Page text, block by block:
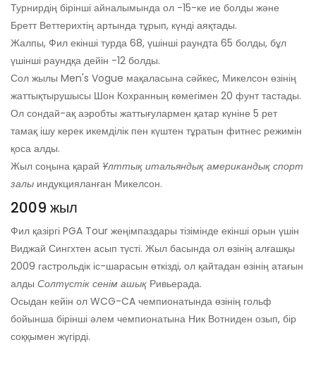
Турнирдің бірінші айналымында ол -15-ке ие болды және
Бретт Веттерихтің артында тұрып, күнді аяқтады.
Жалпы, Фил екінші турда 68, үшінші раундта 65 болды, бұл
үшінші раундқа дейін -12 болды.
Сол жылы Men's Vogue мақаласына сәйкес, Микелсон өзінің
жаттықтырушысы Шон Кохранның көмегімен 20 фунт тастады.
Ол сондай-ақ аэробты жаттығулармен қатар күніне 5 рет
тамақ ішу керек икемділік пен күштен тұратын фитнес режимін
қоса алды.
Жыл соңына қарай Ұлттық итальяндық американдық спорт
залы индукцияланған Микелсон.
2009 жыл
Фил қазіргі PGA Tour жеңімпаздары тізімінде екінші орын үшін
Виджай Сингхтен асып түсті. Жыл басында ол өзінің алғашқы
2009 гастрольдік іс-шарасын өткізді, ол қайтадан өзінің атағын
алды Солтүстік сенім ашық Ривьерада.
Осыдан кейін ол WCG-CA чемпионатында өзінің гольф
бойынша бірінші әлем чемпионатына Ник Вотниден озып, бір
соққымен жүгірді.